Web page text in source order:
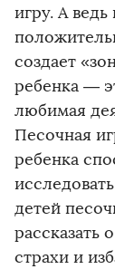
игру. А
создает
ребенка —
любимая
Песочная
ребенка
детей
рассказать
страхи и